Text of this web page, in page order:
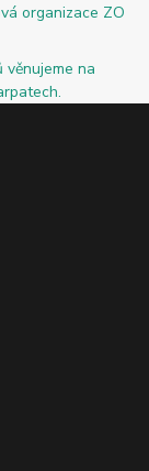
organizace ZO
věnujeme na